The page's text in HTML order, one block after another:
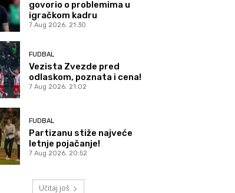
govorio o problemima u
igračkom kadru
7 Aug 2026. 21:30
FUDBAL
Vezista Zvezde pred
odlaskom, poznata i cena!
7 Aug 2026. 21:02
FUDBAL
Partizanu stiže najveće
letnje pojačanje!
7 Aug 2026. 20:52
Učitaj još